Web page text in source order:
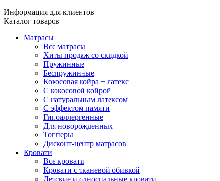
Информация для клиентов
Каталог товаров
Матрасы
Все матрасы
Хиты продаж со скидкой
Пружинные
Беспружинные
Кокосовая койра + латекс
С кокосовой койрой
С натуральным латексом
С эффектом памяти
Гипоаллергенные
Для новорожденных
Топперы
Дисконт-центр матрасов
Кровати
Все кровати
Кровати с тканевой обивкой
Детские и односпальные кровати